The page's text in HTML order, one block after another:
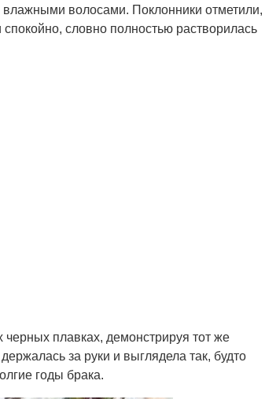
волосами. Поклонники отметили,
словно полностью растворилась
плавках, демонстрируя тот же
за руки и выглядела так, будто
годы брака.